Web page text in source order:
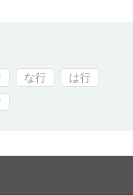
な行 は行